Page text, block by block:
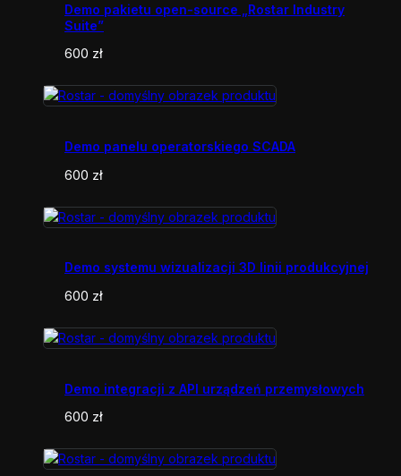
Demo pakietu open-source „Rostar Industry
Suite”
600 zł
Demo panelu operatorskiego SCADA
600 zł
Demo systemu wizualizacji 3D linii produkcyjnej
600 zł
Demo integracji z API urządzeń przemysłowych
600 zł